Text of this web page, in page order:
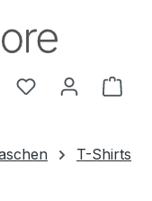
Du hast 0
T-Shirts